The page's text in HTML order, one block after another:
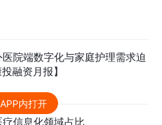
院端数字化与家庭护理需求迫
融资月报】
信息化领域占比
内打开